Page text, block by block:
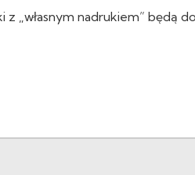
„własnym nadrukiem” będą